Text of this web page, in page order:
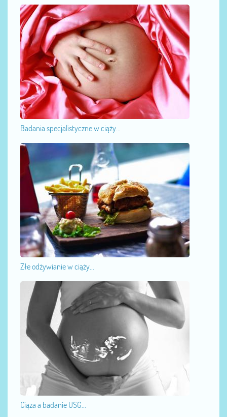
Badania specjalistyczne w ciąży...
Złe odżywianie w ciąży...
Ciąża a badanie USG...